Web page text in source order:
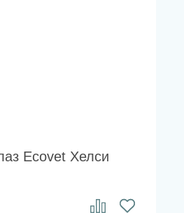
Ecovet Хелси